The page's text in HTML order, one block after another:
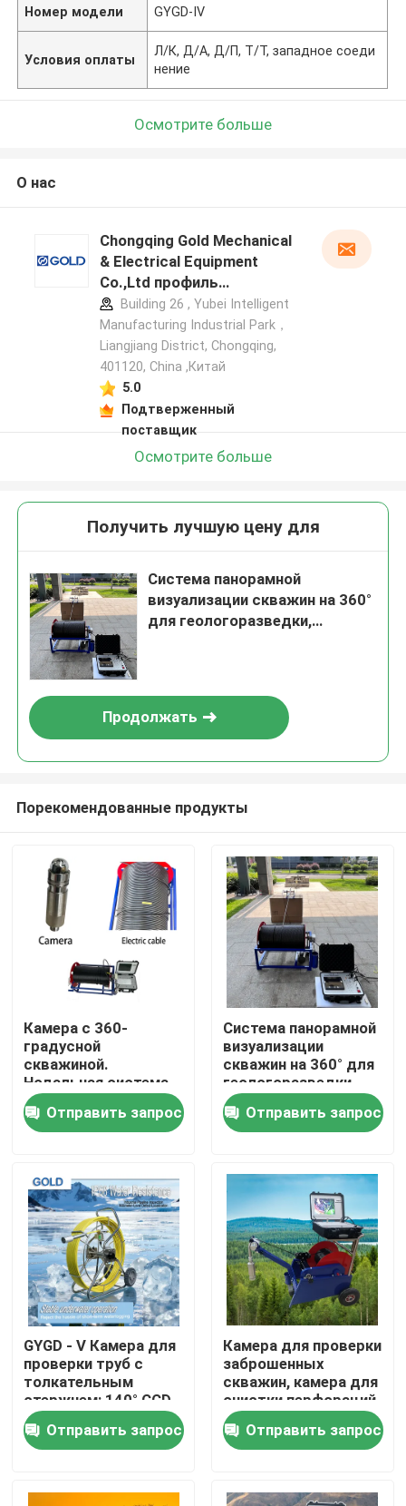
Главная страница
Продукция
О Компании
контроль качества
контактные данные
Отправить запрос
Геофизическая аппаратура исследования
Геофизический метр резистивности
Геофизический хороший вносить в журнал
Номер модели GYGD-IV
Условия оплаты
Л/К, Д/А, Д/П, Т/Т, западное соеди
нение
Осмотрите больше
О нас
Chongqing Gold Mechanical
& Electrical Equipment
Co.,Ltd профиль
производителя
Building 26 , Yubei Intelligent
Manufacturing Industrial Park，
Liangjiang District, Chongqing,
401120, China ,Китай
5.0
Подтверженный
поставщик
Осмотрите больше
Получить лучшую цену для
Система панорамной
визуализации скважин на 360°
для геологоразведки,
Продолжать
Порекомендованные продукты
Камера с 360-
градусной
скважиной.
Нодальная система
визуализации
скважины для
инженерной
гидрогеологии,
горной и скважинной
инспекции.
Отправить запрос
Система панорамной
визуализации
скважин на 360° для
геологоразведки,
обследования
водяных скважин и
горных работ
Отправить запрос
GYGD - V Камера для
проверки труб с
толкательным
стержнем: 140° CCD
для муниципальных
канализационных
труб
Отправить запрос
Камера для проверки
заброшенных
скважин, камера для
очистки перфораций
Отправить запрос